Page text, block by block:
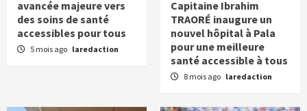
avancée majeure vers
des soins de santé
accessibles pour tous
5 mois ago laredaction
Capitaine Ibrahim
TRAORÉ inaugure un
nouvel hôpital à Pala
pour une meilleure
santé accessible à tous
8 mois ago laredaction